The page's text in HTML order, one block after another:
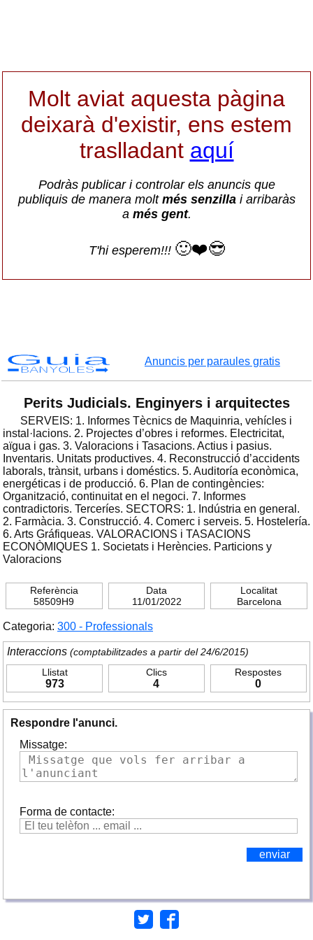
Molt aviat aquesta pàgina
deixarà d'existir, ens estem
traslladant aquí
Podràs publicar i controlar els anuncis que
publiquis de manera molt més senzillai arribaràs
a més gent.
T'hi esperem!!! 🙂❤️😎
Guia
BANYOLES
Anuncis per paraules gratis
Perits Judicials. Enginyers i arquitectes
SERVEIS: 1. Informes Tècnics de Maquinria, vehícles i
instal·lacions. 2. Projectes d’obres i reformes. Electricitat,
aïgua i gas. 3. Valoracions i Tasacions. Actius i pasius.
Inventaris. Unitats productives. 4. Reconstrucció d’accidents
laborals, trànsit, urbans i doméstics. 5. Auditoría econòmica,
energéticas i de producció. 6. Plan de contingències:
Organització, continuitat en el negoci. 7. Informes
contradictoris. Terceríes. SECTORS: 1. Indústria en general.
2. Farmàcia. 3. Construcció. 4. Comerc i serveis. 5. Hostelería.
6. Arts Gráfiqueas. VALORACIONS i TASACIONS
ECONÒMIQUES 1. Societats i Herències. Particions y
Valoracions
Referència
58509H9
Data
11/01/2022
Localitat
Barcelona
Categoria: 300 - Professionals
Interaccions (comptabilitzades a partir del 24/6/2015)
Llistat
973
Clics
4
Respostes
0
Respondre l'anunci.
Missatge:
Forma de contacte: